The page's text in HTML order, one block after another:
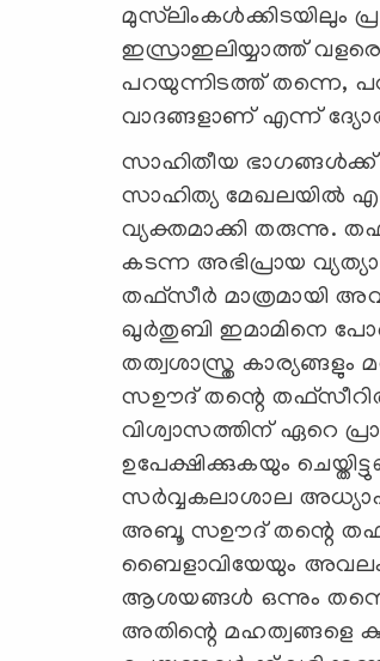
മുസ്‍ലിംകള്‍ക്കിടയിലും
ഇസ്രാഇലിയ്യാത്ത്
പറയുന്നിടത്ത് തന്നെ,
വാദങ്ങളാണ് എന്ന്
സാഹിതീയ
സാഹിത്യ മേഖലയില്‍
വ്യക്തമാക്കി തരുന്നു.
കടന്ന അഭിപ്രായ
തഫ്സീര്‍ മാത്രമായി
ഖുർതുബി ഇമാമിനെ
തത്വശാസ്ത്ര
സഊദ് തന്റെ തഫ്സീറിൽ
വിശ്വാസത്തിന് ഏറെ
ഉപേക്ഷിക്കുകയും
സര്‍വ്വകലാശാല
അബൂ സഊദ് തന്റെ
ബൈളാവിയേയും
ആശയങ്ങൾ ഒന്നും തന്നെ
അതിന്റെ